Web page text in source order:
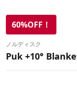
60%OFF！
ノルディスク
Puk +10°